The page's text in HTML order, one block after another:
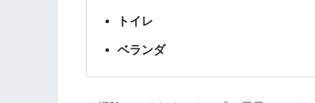
トイレ
ベランダ